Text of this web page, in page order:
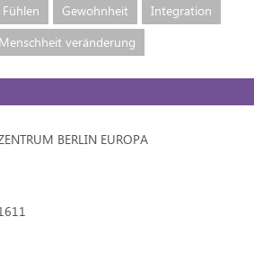
Fühlen Gewohnheit
Integration
Menschheit veränderung
BERLIN EUROPA